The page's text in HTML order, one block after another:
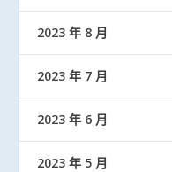
2023 年 8 月
2023 年 7 月
2023 年 6 月
2023 年 5 月